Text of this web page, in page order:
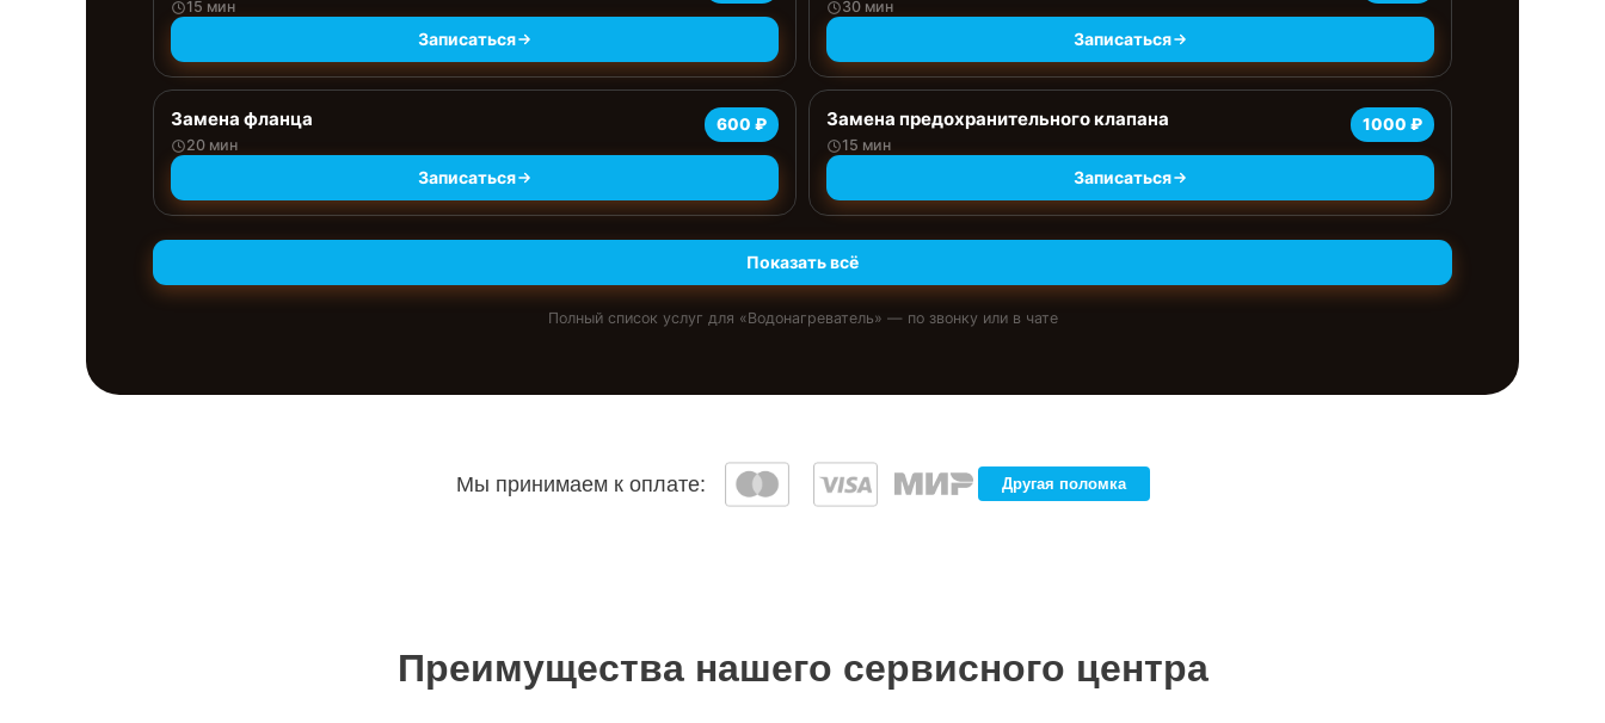
15 мин
Записаться
30 мин
Записаться
Замена фланца
20 мин
600 ₽
Записаться
Замена предохранительного клапана
15 мин
1000 ₽
Записаться
Показать всё
Полный список услуг для «Водонагреватель» — по звонку или в чате
Мы принимаем к оплате: Другая поломка
Преимущества нашего сервисного центра